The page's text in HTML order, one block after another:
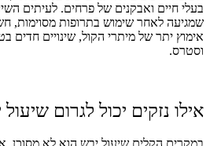
בעלי חיים ואבקנים של פרחים. לעיתים
שמגיעה לאחר שימוש בתרופות מסוימות,
אימוץ יתר של מיתרי הקול, שינויים חדים
וסטרס.
אילו נזקים יכול לגרום